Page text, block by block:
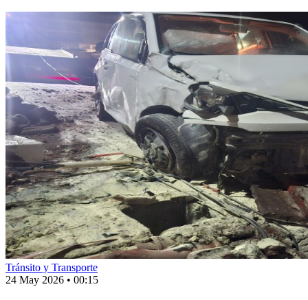
Tránsito y Transporte
24 May 2026 • 00:15